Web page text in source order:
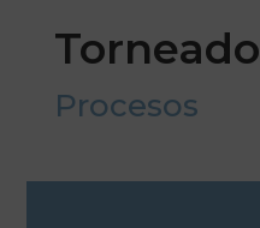
Torneado
Procesos